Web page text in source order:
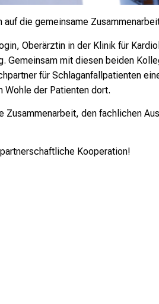
die gemeinsame
Oberärztin in der Klinik für
Gemeinsam mit diesen beiden
für Schlaganfallpatienten
Wohle der Patienten dort.
den fachlichen
Kooperation!